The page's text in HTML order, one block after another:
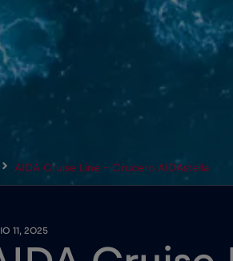
AIDA Cruise Line – Crucero AIDAstella
11, 2025